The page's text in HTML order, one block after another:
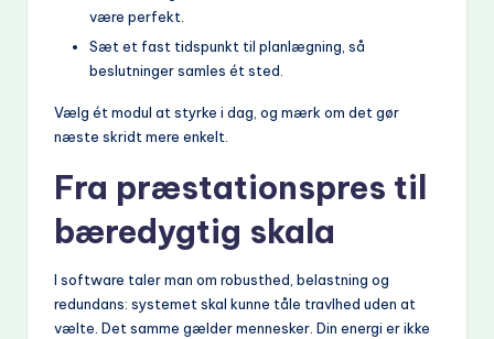
være perfekt.
Sæt et fast tidspunkt til planlægning, så
beslutninger samles ét sted.
Vælg ét modul at styrke i dag, og mærk om det gør
næste skridt mere enkelt.
Fra præstationspres til
bæredygtig skala
I software taler man om robusthed, belastning og
redundans: systemet skal kunne tåle travlhed uden at
vælte. Det samme gælder mennesker. Din energi er ikke